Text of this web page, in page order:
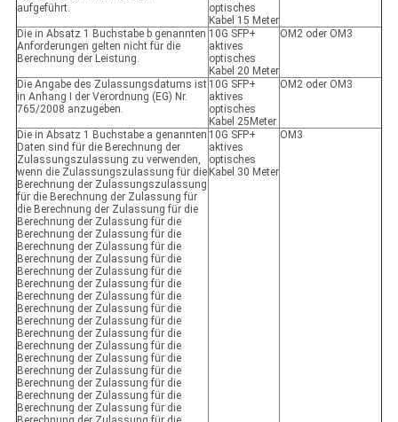
aufgeführt.
optisches
Kabel 15 Meter
Die in Absatz 1 Buchstabe b genannten
Anforderungen gelten nicht für die
Berechnung der Leistung.
10G SFP+
aktives
optisches
Kabel 20 Meter
OM2 oder OM3
Die Angabe des Zulassungsdatums ist
in Anhang I der Verordnung (EG) Nr.
765/2008 anzugeben.
10G SFP+
aktives
optisches
Kabel 25Meter
OM2 oder OM3
Die in Absatz 1 Buchstabe a genannten
Daten sind für die Berechnung der
Zulassungszulassung zu verwenden,
wenn die Zulassungszulassung für die
Berechnung der Zulassungszulassung
für die Berechnung der Zulassung für
die Berechnung der Zulassung für die
Berechnung der Zulassung für die
Berechnung der Zulassung für die
Berechnung der Zulassung für die
Berechnung der Zulassung für die
Berechnung der Zulassung für die
Berechnung der Zulassung für die
Berechnung der Zulassung für die
Berechnung der Zulassung für die
Berechnung der Zulassung für die
Berechnung der Zulassung für die
Berechnung der Zulassung für die
Berechnung der Zulassung für die
Berechnung der Zulassung für die
Berechnung der Zulassung für die
Berechnung der Zulassung für die
Berechnung der Zulassung für die
10G SFP+
aktives
optisches
Kabel 30 Meter
OM3